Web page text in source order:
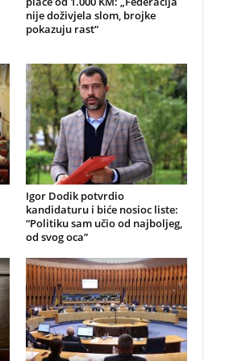
nije doživjela slom, brojke
pokazuju rast“
Igor Dodik potvrdio
kandidaturu i biće nosioc liste:
“Politiku sam učio od najboljeg,
od svog oca”